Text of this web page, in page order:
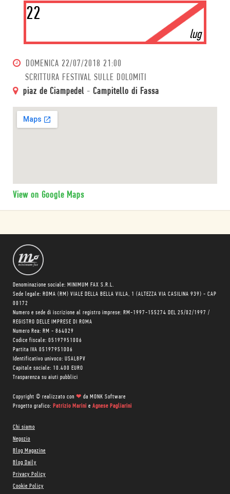
22
lug
DOMENICA 22/07/2018 21:00
SCRITTURA FESTIVAL SULLE DOLOMITI
piaz de Ciampedel - Campitello di Fassa
View on Google Maps
Denominazione sociale: MINIMUM FAX S.R.L.
Sede legale: ROMA (RM) VIALE DELLA BELLA VILLA, 1 (ALTEZZA VIA CASILINA 939) - CAP
00172
Numero e sede di iscrizione al registro imprese: RM-1997-155274 DEL 25/02/1997 /
REGISTRO DELLE IMPRESE DI ROMA
Numero Rea: RM - 864029
Codice fiscale: 05197951006
Partita IVA 05197951006
Identificativo univoco: USAL8PV
Capitale sociale: 10.400 EURO
Trasparenza su aiuti pubblici
Copyright © realizzato con ❤ da MONK Software
Progetto grafico: Patrizio Marini e Agnese Pagliarini
Chi siamo
Negozio
Blog Magazine
Blog Daily
Privacy Policy
Cookie Policy